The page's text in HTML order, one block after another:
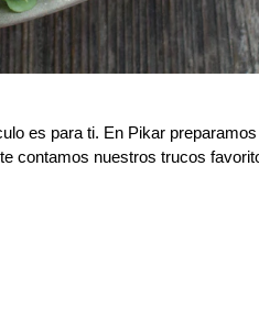
es para ti. En Pikar
contamos nuestros trucos